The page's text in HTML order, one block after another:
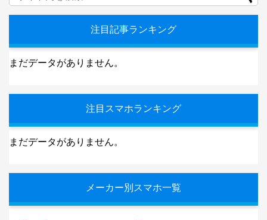
注目記事ランキング
まだデータがありません。
注目スマホランキング
まだデータがありません。
メーカー別スマホ一覧